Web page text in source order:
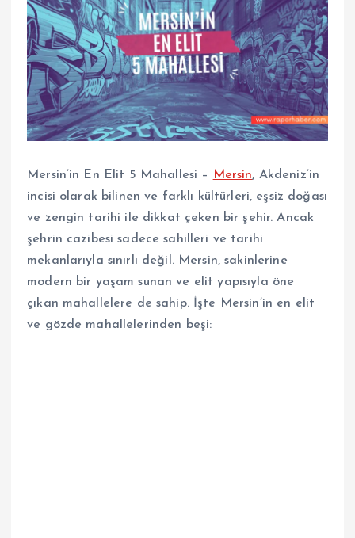
Mersin’in En Elit 5 Mahallesi – Mersin, Akdeniz’in
incisi olarak bilinen ve farklı kültürleri, eşsiz doğası
ve zengin tarihi ile dikkat çeken bir şehir. Ancak
şehrin cazibesi sadece sahilleri ve tarihi
mekanlarıyla sınırlı değil. Mersin, sakinlerine
modern bir yaşam sunan ve elit yapısıyla öne
çıkan mahallelere de sahip. İşte Mersin’in en elit
ve gözde mahallelerinden beşi: